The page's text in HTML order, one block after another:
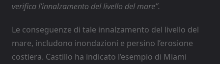
verifica l’innalzamento del livello del mare”.
Le conseguenze di tale innalzamento del livello del
mare, includono inondazioni e persino l’erosione
costiera. Castillo ha indicato l’esempio di Miami